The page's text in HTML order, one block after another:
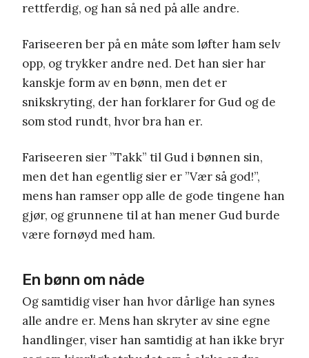
rettferdig, og han så ned på alle andre.
Fariseeren ber på en måte som løfter ham selv
opp, og trykker andre ned. Det han sier har
kanskje form av en bønn, men det er
snikskryting, der han forklarer for Gud og de
som stod rundt, hvor bra han er.
Fariseeren sier ”Takk” til Gud i bønnen sin,
men det han egentlig sier er ”Vær så god!”,
mens han ramser opp alle de gode tingene han
gjør, og grunnene til at han mener Gud burde
være fornøyd med ham.
En bønn om nåde
Og samtidig viser han hvor dårlige han synes
alle andre er. Mens han skryter av sine egne
handlinger, viser han samtidig at han ikke bryr